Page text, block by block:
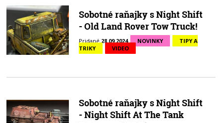
Sobotné raňajky s Night Shift
- Old Land Rover Tow Truck!
Pridané 28.09.2024 NOVINKY
TIPY A
TRIKY
VIDEO
Sobotné raňajky s Night Shift
- Night Shift At The Tank